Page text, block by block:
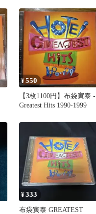
¥550
【3枚1100円】布袋寅泰 -
Greatest Hits 1990-1999
¥333
布袋寅泰 GREATEST